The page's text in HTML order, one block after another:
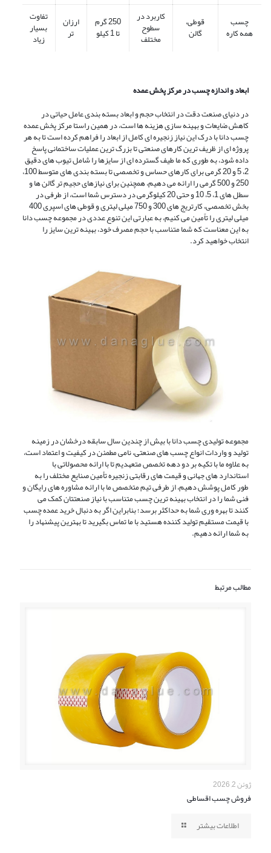
چسب
همه کاره
قوطی،
گالن
کاربرد در
سطوح
مختلف
250 گرم
تا 1 کیلو
ارزان
تر
تفاوت
بسیار
زیاد
ابعاد و اندازه چسب در مرکز پخش عمده
در دنیای صنعت دقت در انتخاب حجم و ابعاد بسته ‌بندی عامل حیاتی در
کاهش ضایعات و بهینه ‌سازی هزینه‌ ها است، در همین راستا مرکز پخش عمده
چسب دانا با درک این نیاز زنجیره‌ ای کامل از ابعاد را فراهم کرده است تا به هر
پروژه ‌ای از ظریف ‌ترین کارهای صنعتی تا بزرگ ‌ترین عملیات ساختمانی پاسخ
داده شود، به طوری که ما طیف گسترده‌ ای از سایزها را شامل تیوب‌ های دقیق
2، 5 و 20 گرمی برای کارهای حساس و تخصصی تا بسته ‌بندی ‌های متوسط 100،
250 و 500 گرمی را ارائه می دهیم، همچنین برای نیازهای حجیم ‌تر گالن‌ ها و
سطل ‌های 1، 5، 10 و حتی 20 کیلوگرمی در دسترس شما است، از طرفی در
بخش تخصصی، کارتریج ‌های 300 و 750 میلی ‌لیتری و قوطی ‌های اسپری 400
میلی ‌لیتری را تاًمین می‌ کنیم، به عبارتی این تنوع عددی در مجموعه چسب دانا
به این معناست که شما متناسب با حجم مصرف خود، بهینه‌ ترین سایز را
انتخاب خواهید کرد.
مجموعه تولیدی چسب دانا با بیش از چندین سال سابقه درخشان در زمینه
تولید و واردات انواع چسب ‌های صنعتی، نامی مطمئن در کیفیت و اعتماد است،
به علاوه ما با تکیه بر دو دهه تخصص متعهدیم تا با ارائه محصولاتی با
استاندارد های جهانی و قیمت ‌های رقابتی زنجیره تأمین صنایع مختلف را به
طور کامل پوشش دهیم، از طرفی تیم متخصص ما با ارائه مشاوره‌ های رایگان و
فنی شما را در انتخاب بهینه‌ ترین چسب متناسب با نیاز صنعتتان کمک می
کنند تا بهره ‌وری شما به حداکثر برسد؛ بنابراین اگر به دنبال خرید عمده چسب
با قیمت مستقیم تولید کننده هستید با ما تماس بگیرید تا بهترین پیشنهاد را
به شما ارائه دهیم.
مطالب مرتبط
ژوئن 2, 2026
فروش چسب اقساطی
اطلاعات بیشتر